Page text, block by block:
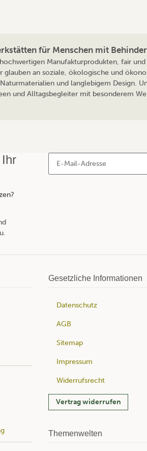
für Menschen mit
Manufakturprodukten, fair
glauben an soziale, ökologische und
und langlebigem Design.
und Alltagsbegleiter mit besonderem
Gesetzliche Informationen
Datenschutz
AGB
Sitemap
Impressum
Widerrufsrecht
Vertrag widerrufen
Themenwelten